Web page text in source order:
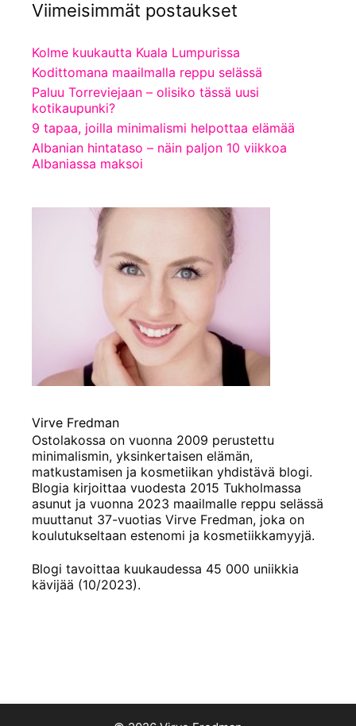
Viimeisimmät postaukset
Kolme kuukautta Kuala Lumpurissa
Kodittomana maailmalla reppu selässä
Paluu Torreviejaan – olisiko tässä uusi
kotikaupunki?
9 tapaa, joilla minimalismi helpottaa elämää
Albanian hintataso – näin paljon 10 viikkoa
Albaniassa maksoi
Virve Fredman
Ostolakossa on vuonna 2009 perustettu
minimalismin, yksinkertaisen elämän,
matkustamisen ja kosmetiikan yhdistävä blogi.
Blogia kirjoittaa vuodesta 2015 Tukholmassa
asunut ja vuonna 2023 maailmalle reppu selässä
muuttanut 37-vuotias Virve Fredman, joka on
koulutukseltaan estenomi ja kosmetiikkamyyjä.
Blogi tavoittaa kuukaudessa 45 000 uniikkia
kävijää (10/2023).